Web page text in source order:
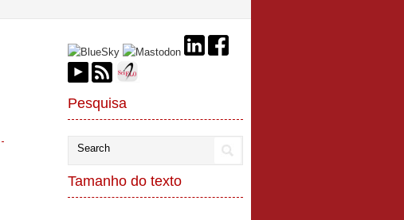
Pesquisa
Tamanho do texto